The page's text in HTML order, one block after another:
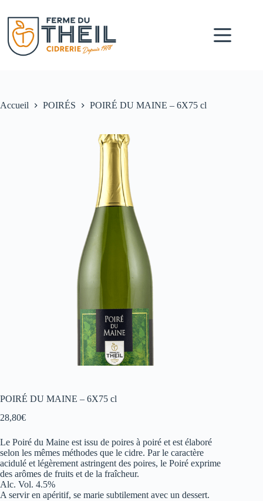
Accueil POIRÉS POIRÉ DU MAINE – 6X75 cl
POIRÉ DU MAINE – 6X75 cl
28,80€
Le Poiré du Maine est issu de poires à poiré et est élaboré
selon les mêmes méthodes que le cidre. Par le caractère
acidulé et légèrement astringent des poires, le Poiré exprime
des arômes de fruits et de la fraîcheur.
Alc. Vol. 4.5%
A servir en apéritif, se marie subtilement avec un dessert.